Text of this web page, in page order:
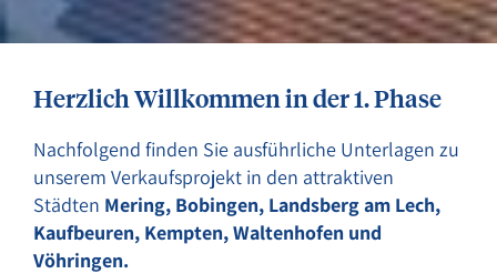
Herzlich Willkommen in der 1. Phase
Nachfolgend finden Sie ausführliche Unterlagen zu
unserem Verkaufsprojekt in den attraktiven
Städten Mering, Bobingen, Landsberg am Lech,
Kaufbeuren, Kempten, Waltenhofen und
Vöhringen.